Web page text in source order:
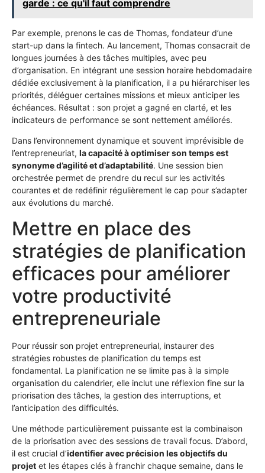
garde : ce qu'il faut comprendre
Par exemple, prenons le cas de Thomas, fondateur d’une
start-up dans la fintech. Au lancement, Thomas consacrait de
longues journées à des tâches multiples, avec peu
d’organisation. En intégrant une session horaire hebdomadaire
dédiée exclusivement à la planification, il a pu hiérarchiser les
priorités, déléguer certaines missions et mieux anticiper les
échéances. Résultat : son projet a gagné en clarté, et les
indicateurs de performance se sont nettement améliorés.
Dans l’environnement dynamique et souvent imprévisible de
l’entrepreneuriat, la capacité à optimiser son temps est
synonyme d’agilité et d’adaptabilité. Une session bien
orchestrée permet de prendre du recul sur les activités
courantes et de redéfinir régulièrement le cap pour s’adapter
aux évolutions du marché.
Mettre en place des
stratégies de planification
efficaces pour améliorer
votre productivité
entrepreneuriale
Pour réussir son projet entrepreneurial, instaurer des
stratégies robustes de planification du temps est
fondamental. La planification ne se limite pas à la simple
organisation du calendrier, elle inclut une réflexion fine sur la
priorisation des tâches, la gestion des interruptions, et
l’anticipation des difficultés.
Une méthode particulièrement puissante est la combinaison
de la priorisation avec des sessions de travail focus. D’abord,
il est crucial d’identifier avec précision les objectifs du
projet et les étapes clés à franchir chaque semaine, dans le